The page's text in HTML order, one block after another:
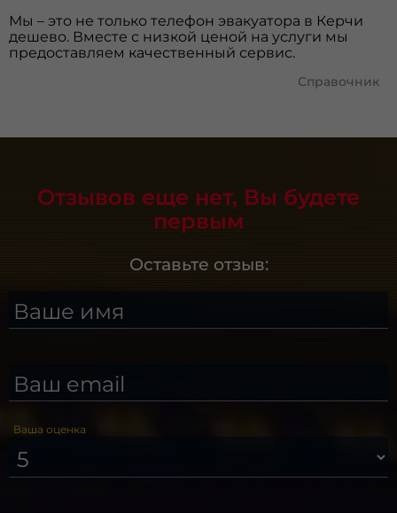
Мы – это не только телефон эвакуатора в Керчи
дешево. Вместе с низкой ценой на услуги мы
предоставляем качественный сервис.
Справочник
Отзывов еще нет, Вы будете
первым
Оставьте отзыв:
Ваше имя
Ваш email
Ваша оценка